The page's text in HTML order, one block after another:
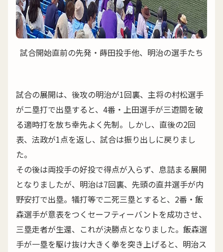
試合開始直前の先発・蒔田投手他、明治の選手たち
試合の展開は、後攻の明治が1回裏、主将の村松選手
が二塁打で出塁すると、4番・上田選手が三遊間を破
る適時打を放ち幸先よく先制。しかし、直後の2回
表、法政が1点を返し、試合は振り出しに戻りまし
た。
その後は両投手の好投で得点が入らず、息詰まる展開
となりましたが、明治は7回裏、先頭の直井選手が内
野安打で出塁。犠打等で二死三塁とすると、2番・飯
森選手が意表をつくセーフティーバントを成功させ、
三塁走者が生還、これが決勝点となりました。飯森選
手が一塁を駆け抜け大きく拳を突き上げると、明治ス